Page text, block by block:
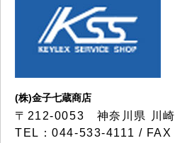
(株)金子七蔵商店
〒212-0053 神奈川県 川崎
TEL：044-533-4111 /